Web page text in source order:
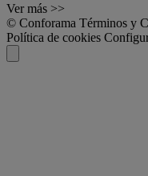
Ver más >>
© Conforama Términos y
Política de cookies